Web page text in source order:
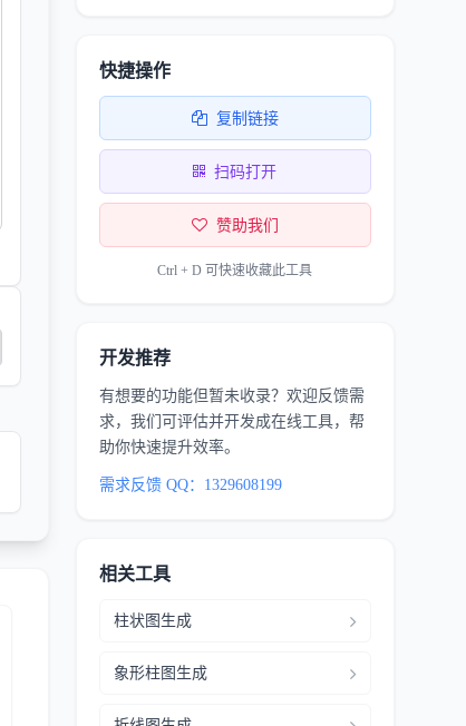
快捷操作
复制链接
扫码打开
赞助我们
Ctrl + D 可快速收藏此工具
开发推荐
有想要的功能但暂未收录？欢迎反馈需
求，我们可评估并开发成在线工具，帮
助你快速提升效率。
需求反馈 QQ：1329608199
相关工具
柱状图生成
象形柱图生成